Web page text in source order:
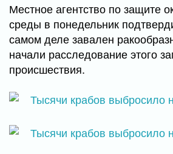
Местное агентство по защите
среды в понедельник
самом деле завален
начали расследование этого
происшествия.